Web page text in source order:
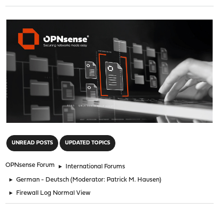
UNREAD POSTS UPDATED TOPICS
OPNsense Forum ► International Forums
► German - Deutsch (Moderator: Patrick M. Hausen)
► Firewall Log Normal View